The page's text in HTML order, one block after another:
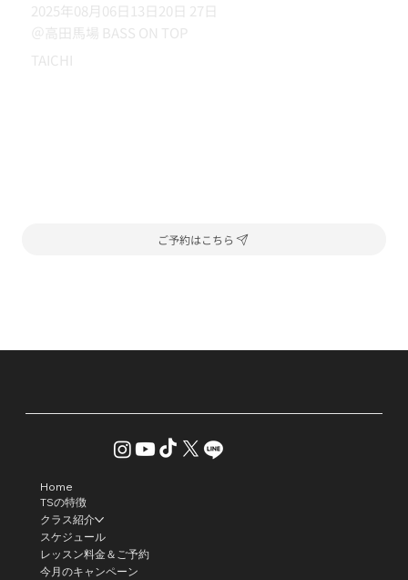
2025年08月06日13日20日 27日
＠高田馬場 BASS ON TOP
TAICHI
ご予約はこちら
Home
TSの特徴
クラス紹介
スケジュール
レッスン料金＆ご予約
今月のキャンペーン